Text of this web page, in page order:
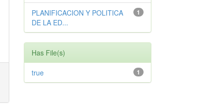
1
PLANIFICACION Y POLITICA
DE LA ED...
Has File(s)
1
true